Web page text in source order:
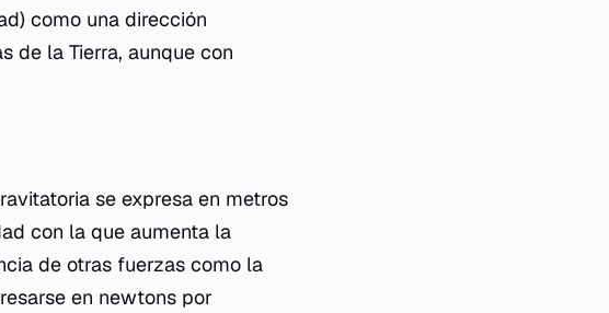
como una dirección
de la Tierra, aunque con
se expresa en metros
con la que aumenta la
de otras fuerzas como la
en newtons por